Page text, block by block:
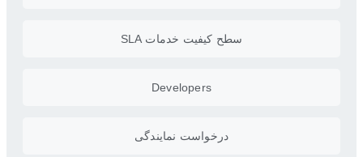
سطح کیفیت خدمات SLA
Developers
درخواست نمایندگی